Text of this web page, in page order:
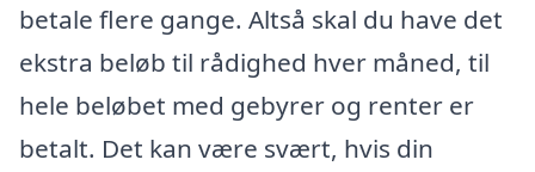
betale flere gange. Altså skal du have det
ekstra beløb til rådighed hver måned, til
hele beløbet med gebyrer og renter er
betalt. Det kan være svært, hvis din